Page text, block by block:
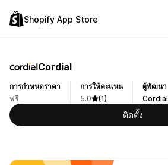
Shopify App Store
Cordial
การกำหนดราคา
ฟรี
การให้คะแนน
5.0
(1)
ผู้พัฒนา
Cordial
ติดตั้ง